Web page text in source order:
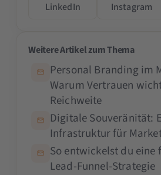
LinkedIn
Instagram
Weitere Artikel zum Thema
Personal Branding im
Warum Vertrauen
Reichweite
Digitale Souveränität:
Infrastruktur für
So entwickelst du
Lead-Funnel-Strategie